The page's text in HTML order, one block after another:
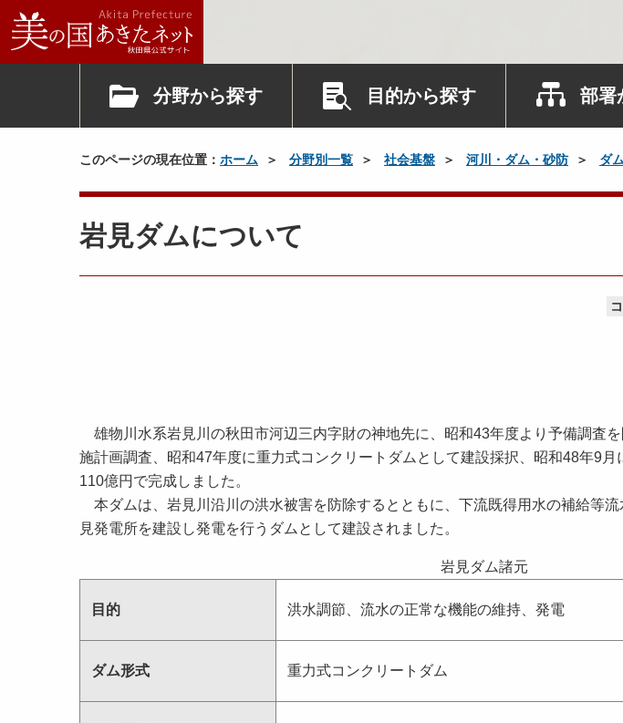
分野から探す 目的から探す 部署
このページの現在位置： ホーム 分野別一覧 社会基盤 河川・ダム・砂防 ダ
岩見ダムについて
雄物川水系岩見川の秋田市河辺三内字財の神地先に、昭和43年度より予備調査
施計画調査、昭和47年度に重力式コンクリートダムとして建設採択、昭和48年9
110億円で完成しました。
本ダムは、岩見川沿川の洪水被害を防除するとともに、下流既得用水の補給等
見発電所を建設し発電を行うダムとして建設されました。
岩見ダム諸元
目的 洪水調節、流水の正常な機能の維持、発電
ダム形式 重力式コンクリートダム